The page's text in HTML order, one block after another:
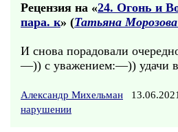
Рецензия на «24. Огонь и
пара. к» (Татьяна
И снова порадовали
—)) с уважением:—)) удачи
Александр Михельман
нарушении